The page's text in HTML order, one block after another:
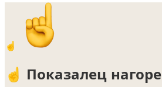
☝️
☝️ Показалец нагоре